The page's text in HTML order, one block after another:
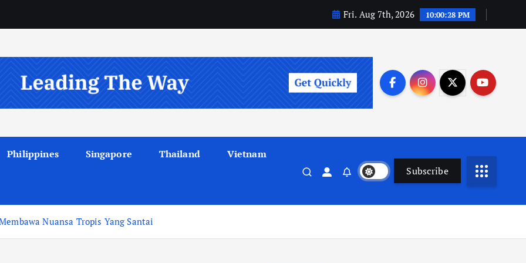
Fri. Aug 7th, 2026 10:00:29 PM
Philippines Singapore Thailand Vietnam
Subscribe
Nuansa Tropis Yang Santai